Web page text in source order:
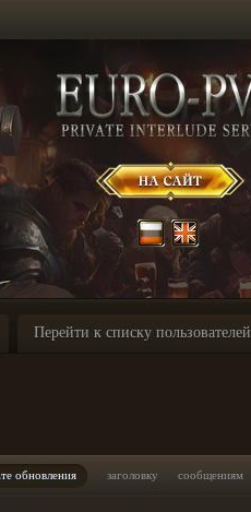
Перейти к списку пользователей
обновления заголовку сообщениям